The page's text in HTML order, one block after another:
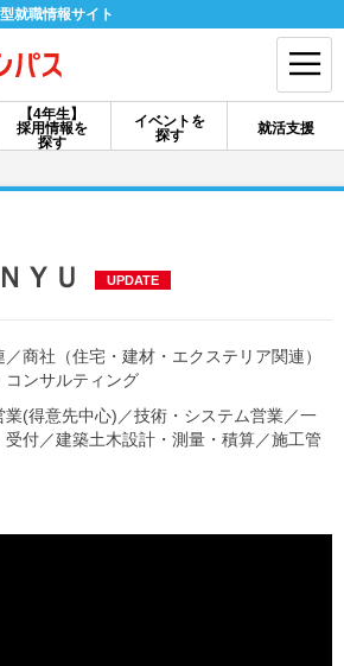
就職情報サイト
【4年生】
採用情報を
探す
イベントを
探す
就活支援
ログイン
説明会を探す
インターンを探す
スカウト お知らせ
ポート
ＹＵ UPDATE
／商社（住宅・建材・エクステリア関連）
コンサルティング
業(得意先中心) ／技術・システム営業／一
受付／建築土木設計・測量・積算／施工管